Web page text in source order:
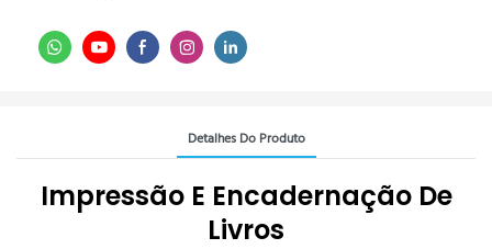
Detalhes Do Produto
Impressão E Encadernação De
Livros